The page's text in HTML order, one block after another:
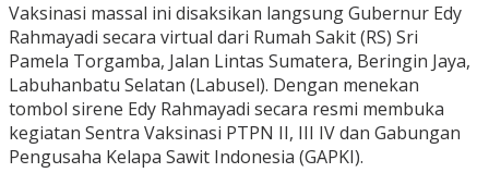
Vaksinasi massal ini disaksikan langsung Gubernur Edy
Rahmayadi secara virtual dari Rumah Sakit (RS) Sri
Pamela Torgamba, Jalan Lintas Sumatera, Beringin Jaya,
Labuhanbatu Selatan (Labusel). Dengan menekan
tombol sirene Edy Rahmayadi secara resmi membuka
kegiatan Sentra Vaksinasi PTPN II, III IV dan Gabungan
Pengusaha Kelapa Sawit Indonesia (GAPKI).